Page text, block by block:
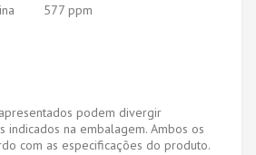
577 ppm
podem divergir
indicados na embalagem. Ambos os
com as especificações do produto.